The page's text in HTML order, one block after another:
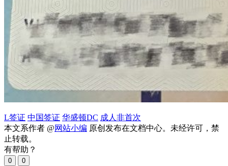
L签证 中国签证 华盛顿DC 成人非首次
本文系作者 @网站小编 原创发布在文档中心。未经许可，禁
止转载。
有帮助？
0 0